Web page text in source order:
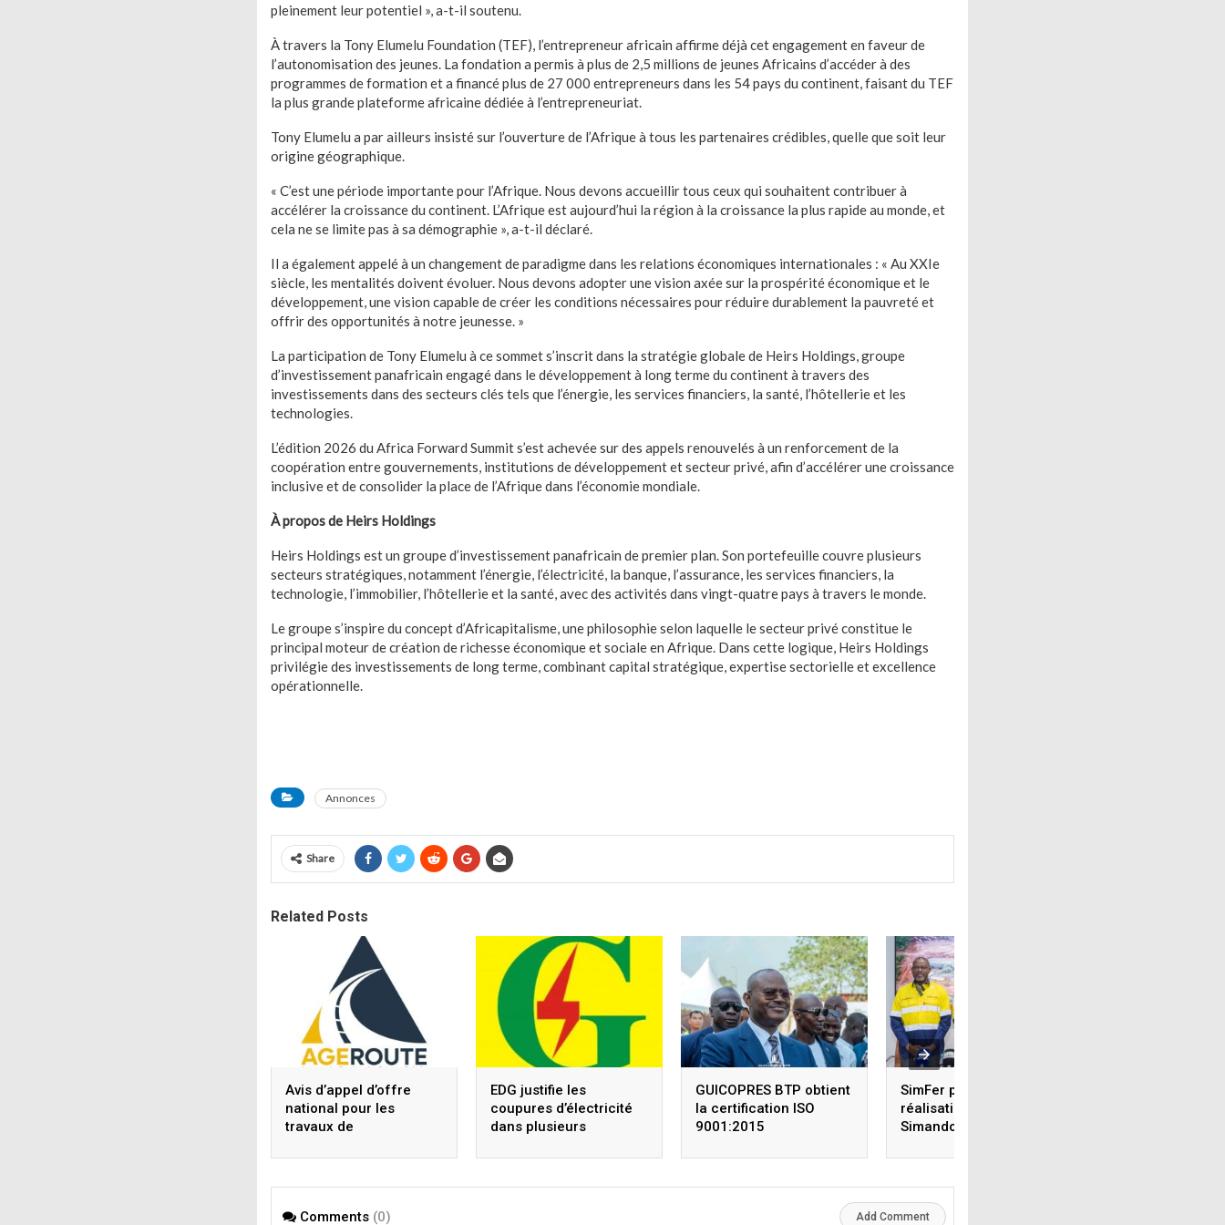
pleinement leur potentiel », a-t-il soutenu.
À travers la Tony Elumelu Foundation (TEF), l’entrepreneur africain affirme déjà cet engagement en faveur de
l’autonomisation des jeunes. La fondation a permis à plus de 2,5 millions de jeunes Africains d’accéder à des
programmes de formation et a financé plus de 27 000 entrepreneurs dans les 54 pays du continent, faisant du TEF
la plus grande plateforme africaine dédiée à l’entrepreneuriat.
Tony Elumelu a par ailleurs insisté sur l’ouverture de l’Afrique à tous les partenaires crédibles, quelle que soit leur
origine géographique.
« C’est une période importante pour l’Afrique. Nous devons accueillir tous ceux qui souhaitent contribuer à
accélérer la croissance du continent. L’Afrique est aujourd’hui la région à la croissance la plus rapide au monde, et
cela ne se limite pas à sa démographie », a-t-il déclaré.
Il a également appelé à un changement de paradigme dans les relations économiques internationales : « Au XXIe
siècle, les mentalités doivent évoluer. Nous devons adopter une vision axée sur la prospérité économique et le
développement, une vision capable de créer les conditions nécessaires pour réduire durablement la pauvreté et
offrir des opportunités à notre jeunesse. »
La participation de Tony Elumelu à ce sommet s’inscrit dans la stratégie globale de Heirs Holdings, groupe
d’investissement panafricain engagé dans le développement à long terme du continent à travers des
investissements dans des secteurs clés tels que l’énergie, les services financiers, la santé, l’hôtellerie et les
technologies.
L’édition 2026 du Africa Forward Summit s’est achevée sur des appels renouvelés à un renforcement de la
coopération entre gouvernements, institutions de développement et secteur privé, afin d’accélérer une croissance
inclusive et de consolider la place de l’Afrique dans l’économie mondiale.
À propos de Heirs Holdings
Heirs Holdings est un groupe d’investissement panafricain de premier plan. Son portefeuille couvre plusieurs
secteurs stratégiques, notamment l’énergie, l’électricité, la banque, l’assurance, les services financiers, la
technologie, l’immobilier, l’hôtellerie et la santé, avec des activités dans vingt-quatre pays à travers le monde.
Le groupe s’inspire du concept d’Africapitalisme, une philosophie selon laquelle le secteur privé constitue le
principal moteur de création de richesse économique et sociale en Afrique. Dans cette logique, Heirs Holdings
privilégie des investissements de long terme, combinant capital stratégique, expertise sectorielle et excellence
opérationnelle.
Annonces
Share
Related Posts
Avis d’appel d’offre
national pour les
travaux de
aménagement,
franchissement et
EDG justifie les
coupures d’électricité
dans plusieurs
GUICOPRES BTP obtient
la certification ISO
9001:2015
SimFer poursuit la
réalisation du projet
Simandou et franchit de
opérationnels
Comments (0) Add Comment